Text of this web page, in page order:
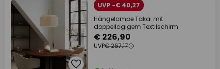
UVP -€ 40,27
Hängelampe Takai mit
doppellagigem Textilschirm
€ 226,90
UVP€ 267,17